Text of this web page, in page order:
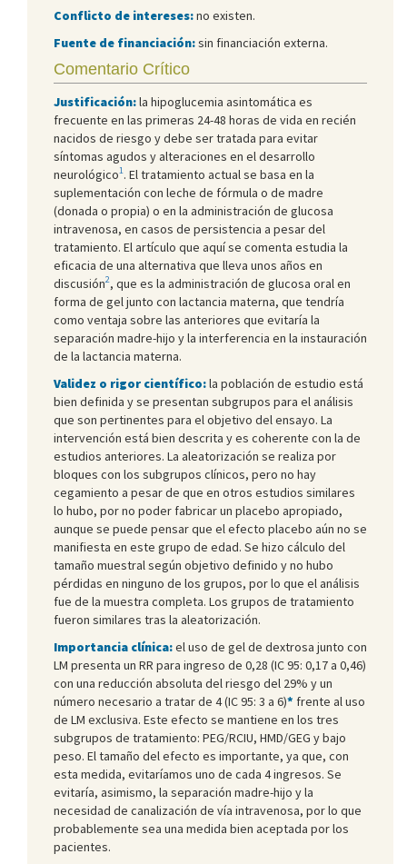
Conflicto de intereses:no existen.
Fuente de financiación:sin financiación externa.
Comentario Crítico
Justificación:la hipoglucemia asintomática es
frecuente en las primeras 24-48 horas de vida en recién
nacidos de riesgo y debe ser tratada para evitar
síntomas agudos y alteraciones en el desarrollo
neurológico1. El tratamiento actual se basa en la
suplementación con leche de fórmula o de madre
(donada o propia) o en la administración de glucosa
intravenosa, en casos de persistencia a pesar del
tratamiento. El artículo que aquí se comenta estudia la
eficacia de una alternativa que lleva unos años en
discusión2, que es la administración de glucosa oral en
forma de gel junto con lactancia materna, que tendría
como ventaja sobre las anteriores que evitaría la
separación madre-hijo y la interferencia en la instauración
de la lactancia materna.
Validez o rigor científico:la población de estudio está
bien definida y se presentan subgrupos para el análisis
que son pertinentes para el objetivo del ensayo. La
intervención está bien descrita y es coherente con la de
estudios anteriores. La aleatorización se realiza por
bloques con los subgrupos clínicos, pero no hay
cegamiento a pesar de que en otros estudios similares
lo hubo, por no poder fabricar un placebo apropiado,
aunque se puede pensar que el efecto placebo aún no se
manifiesta en este grupo de edad. Se hizo cálculo del
tamaño muestral según objetivo definido y no hubo
pérdidas en ninguno de los grupos, por lo que el análisis
fue de la muestra completa. Los grupos de tratamiento
fueron similares tras la aleatorización.
Importancia clínica:el uso de gel de dextrosa junto con
LM presenta un RR para ingreso de 0,28 (IC 95: 0,17 a 0,46)
con una reducción absoluta del riesgo del 29% y un
número necesario a tratar de 4 (IC 95: 3 a 6)* frente al uso
de LM exclusiva. Este efecto se mantiene en los tres
subgrupos de tratamiento: PEG/RCIU, HMD/GEG y bajo
peso. El tamaño del efecto es importante, ya que, con
esta medida, evitaríamos uno de cada 4 ingresos. Se
evitaría, asimismo, la separación madre-hijo y la
necesidad de canalización de vía intravenosa, por lo que
probablemente sea una medida bien aceptada por los
pacientes.